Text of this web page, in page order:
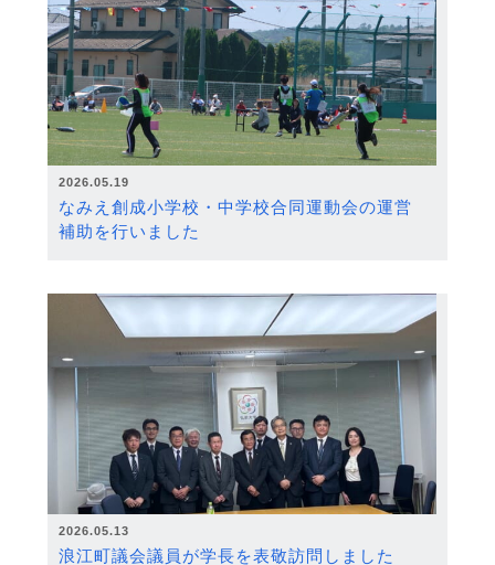
2026.05.19
なみえ創成小学校・中学校合同運動会の運営
補助を行いました
2026.05.13
浪江町議会議員が学長を表敬訪問しました